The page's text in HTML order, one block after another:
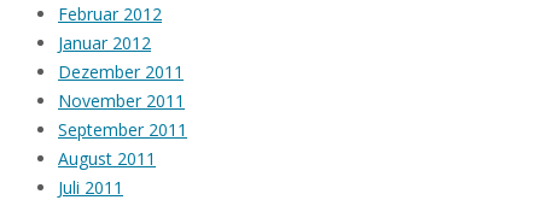
Februar 2012
Januar 2012
Dezember 2011
November 2011
September 2011
August 2011
Juli 2011